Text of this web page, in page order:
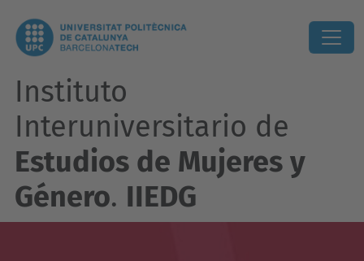
Instituto
Interuniversitario de
Estudios de Mujeres y
Género. IIEDG